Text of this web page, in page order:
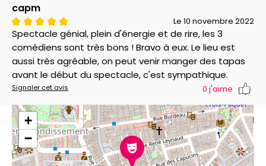
capm
Le 10 novembre 2022
Spectacle génial, plein d'énergie et de rire, les 3
comédiens sont très bons ! Bravo à eux. Le lieu est
aussi très agréable, on peut venir manger des tapas
avant le début du spectacle, c'est sympathique.
Signaler cet avis 0 j'aime
+
−